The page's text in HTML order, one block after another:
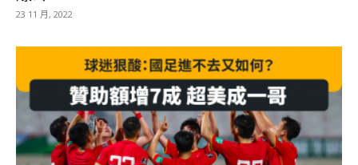
23 11 月, 2022